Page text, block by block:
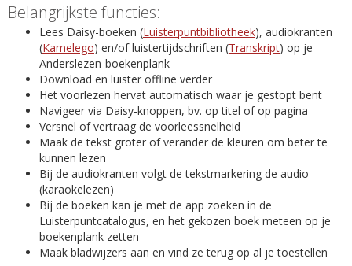
Belangrijkste functies:
Lees Daisy-boeken (Luisterpuntbibliotheek), audiokranten
(Kamelego) en/of luistertijdschriften (Transkript) op je
Anderslezen-boekenplank
Download en luister offline verder
Het voorlezen hervat automatisch waar je gestopt bent
Navigeer via Daisy-knoppen, bv. op titel of op pagina
Versnel of vertraag de voorleessnelheid
Maak de tekst groter of verander de kleuren om beter te
kunnen lezen
Bij de audiokranten volgt de tekstmarkering de audio
(karaokelezen)
Bij de boeken kan je met de app zoeken in de
Luisterpuntcatalogus, en het gekozen boek meteen op je
boekenplank zetten
Maak bladwijzers aan en vind ze terug op al je toestellen